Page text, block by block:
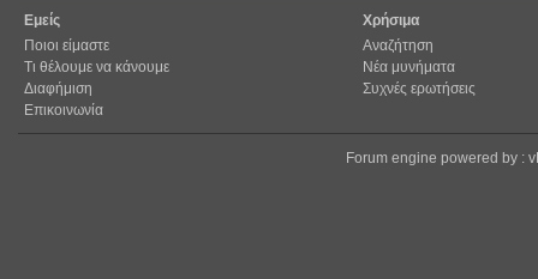
Εμείς
Ποιοι είμαστε
Τι θέλουμε να κάνουμε
Διαφήμιση
Επικοινωνία
Χρήσιμα
Αναζήτηση
Νέα μυνήματα
Συχνές ερωτήσεις
Forum engine powered by :